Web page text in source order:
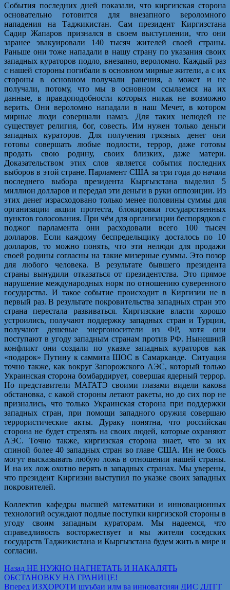
События последних дней показали, что киргизская сторона
основательно готовится для внезапного вероломного
нападения на Таджикистан. Сам президент Киргизстана
Садир Жапаров признался в своем выступлении, что они
заранее эвакуировали 140 тысяч жителей своей страны.
Раньше они тоже нападали в нашу страну по указания своих
западных кураторов подло, внезапно, вероломно. Каждый раз
с нашей стороны погибали в основном мирные жители, а с их
стороны в основном получали ранения, а может и не
получали, потому, что мы в основном ссылаемся на их
данные, в правдоподобности которых никак не возможно
верить. Они вероломно нападали в наш Мечет, в котором
мирные люди совершали намаз. Для таких нелюдей не
существует религия, бог, совесть. Им нужен только деньги
западных кураторов. Для получения грязных денег они
готовы совершать любые подлости, террор, даже готовы
продать свою родину, своих близких, даже матери.
Доказательством этих слов является события последних
выборов в этой стране. Парламент США за три года до начала
последнего выбора президента Кыргызстана выделил 5
миллион долларов и передал эти деньги в руки оппозиции. Из
этих денег израсходовано только менее половины суммы для
организации акции протеста, блокировки государственных
пунктов голосования. При чём для организации беспорядков с
поджог парламента они расходовали всего 100 тысяч
долларов. Если каждому беспредельщику досталось по 10
долларов, то можно понять, что эти нелюди для продажи
своей родины согласны на такие мизерные суммы. Это позор
для любого человека. В результате бывшего президента
страны вынудили отказаться от президентства. Это прямое
нарушение международных норм по отношению суверенного
государства. И такое событие происходит в Киргизии не в
первый раз. В результате покровительства западных стран это
страна перестала развиваться. Киргизские власти хорошо
устроились, получают поддержку западных стран и Турции,
получают дешевые энергоносители из ФР, хотя они
поступают в угоду западным странам против РФ. Нынешний
конфликт они создали по указке западных кураторов как
«подарок» Путину к саммита ШОС в Самарканде. Ситуация
точно также, как вокруг Запорожского АЭС, который только
Украинская сторона бомбардирует, совершая ядерный террор.
Но представители МАГАТЭ своими глазами видели какова
обстановка, с какой стороны летают ракеты, но до сих пор не
признались, что только Украинская сторона при поддержки
западных стран, при помощи западного оружия совершаю
террористические акты. Дураку понятна, что российская
сторона не будет стрелять на своих людей, которые охраняют
АЭС. Точно также, киргизская сторона знает, что за их
спиной более 40 западных стран во главе США. Ин не боясь
могут высказывать любую ложь в отношении нашей страны.
И на их лож охотно верять в западных странах. Мы уверены,
что президент Киргизии выступил по указке своих западных
покровителей.
Коллектив кафедры высшей математики и инновационных
технологий осуждают подлые поступки киргизской стороны в
угоду своим западным кураторам. Мы надеемся, что
справедливость восторжествует и мы жители соседских
государств Таджикистана и Кыргызстана будем жить в мире и
согласии.
Навигация
по
Назад Предыдущая
запись:
НЕ НУЖНО НАГНЕТАТЬ И НАКАЛЯТЬ
ОБСТАНОВКУ НА ГРАНИЦЕ!
Вперед Следующая
ИЗҲОРОТИ шуъбаи илм ва инноватсияи ДИС ДДТТ